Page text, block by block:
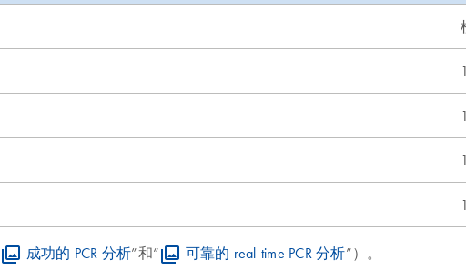
成功的 PCR 分析”和“ 可靠的 real-time PCR 分析”）。